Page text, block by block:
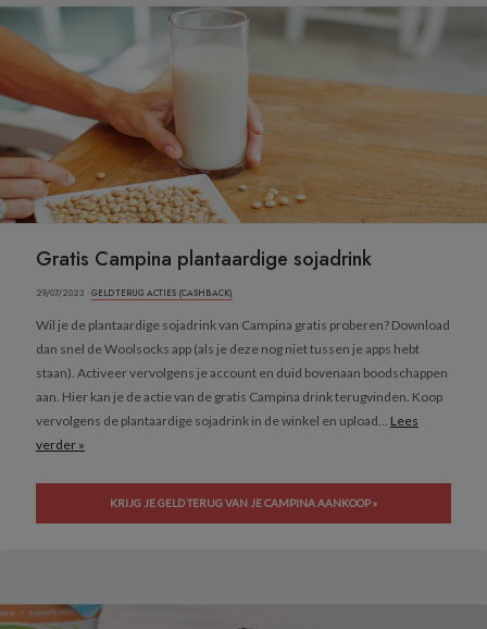
Gratis Campina plantaardige sojadrink
29/07/2023 ·GELD TERUG ACTIES (CASHBACK)
Wil je de plantaardige sojadrink van Campina gratis proberen? Download
dan snel de Woolsocks app (als je deze nog niet tussen je apps hebt
staan). Activeer vervolgens je account en duid bovenaan boodschappen
aan. Hier kan je de actie van de gratis Campina drink terugvinden. Koop
vervolgens de plantaardige sojadrink in de winkel en upload... Lees
verder »
KRIJG JE GELD TERUG VAN JE CAMPINA AANKOOP »